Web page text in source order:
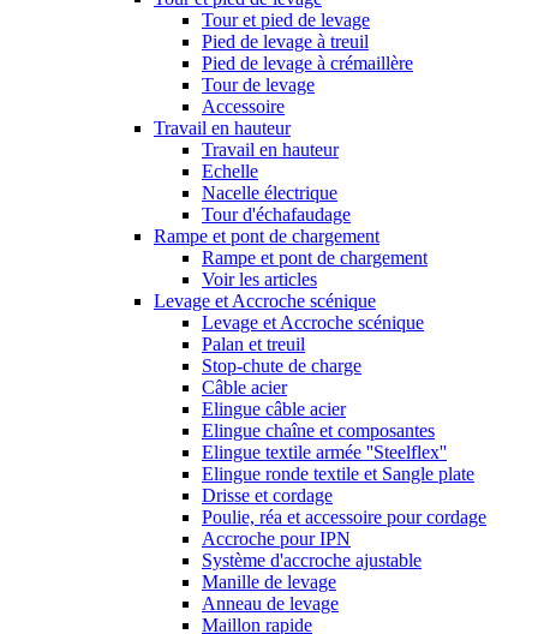
Tour et pied de levage
Pied de levage à treuil
Pied de levage à crémaillère
Tour de levage
Accessoire
Travail en hauteur
Travail en hauteur
Echelle
Nacelle électrique
Tour d'échafaudage
Rampe et pont de chargement
Rampe et pont de chargement
Voir les articles
Levage et Accroche scénique
Levage et Accroche scénique
Palan et treuil
Stop-chute de charge
Câble acier
Elingue câble acier
Elingue chaîne et composantes
Elingue textile armée ''Steelflex''
Elingue ronde textile et Sangle plate
Drisse et cordage
Poulie, réa et accessoire pour cordage
Accroche pour IPN
Système d'accroche ajustable
Manille de levage
Anneau de levage
Maillon rapide